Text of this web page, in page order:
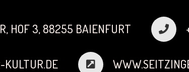
HOF 3, 88255 BAIENFURT
KULTUR.DE